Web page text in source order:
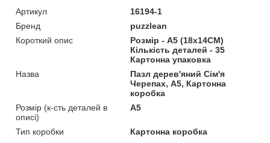
Артикул
16194-1
Бренд
puzzlean
Короткий опис
Розмір - A5 (18х14СМ)
Кількість деталей - 35
Картонна упаковка
Назва
Пазл дерев'яний Сім'я
Черепах, А5, Картонна
коробка
Розмір (к-сть деталей в
описі)
А5
Тип коробки
Картонна коробка